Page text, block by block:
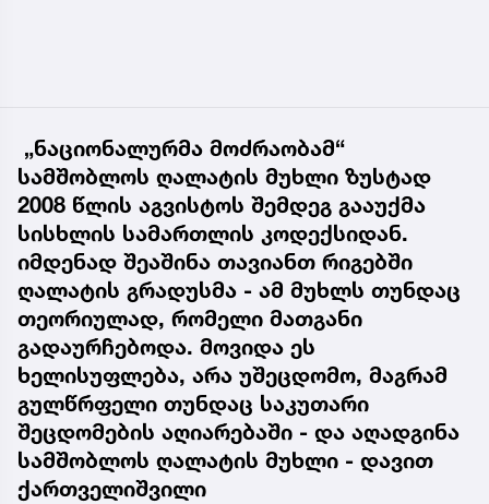
„ნაციონალურმა მოძრაობამ“
სამშობლოს ღალატის მუხლი ზუსტად
2008 წლის აგვისტოს შემდეგ გააუქმა
სისხლის სამართლის კოდექსიდან.
იმდენად შეაშინა თავიანთ რიგებში
ღალატის გრადუსმა - ამ მუხლს თუნდაც
თეორიულად, რომელი მათგანი
გადაურჩებოდა. მოვიდა ეს
ხელისუფლება, არა უშეცდომო, მაგრამ
გულწრფელი თუნდაც საკუთარი
შეცდომების აღიარებაში - და აღადგინა
სამშობლოს ღალატის მუხლი - დავით
ქართველიშვილი